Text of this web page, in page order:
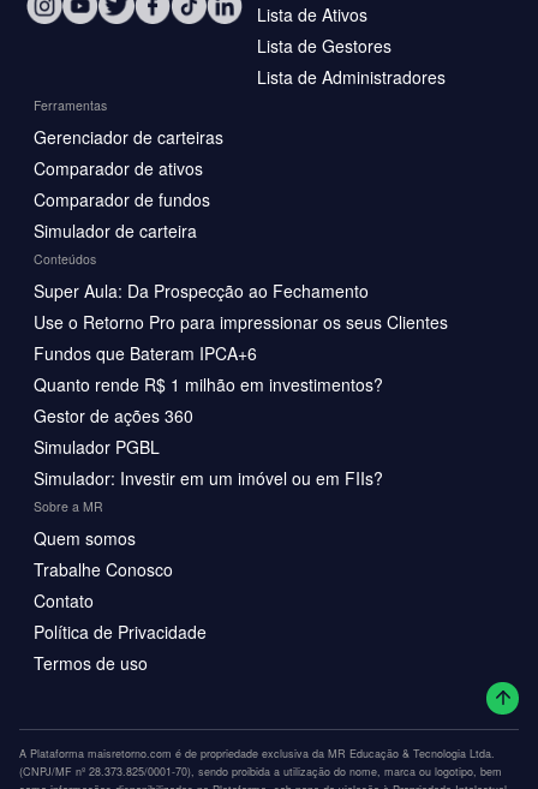
Lista de Ativos
Lista de Gestores
Lista de Administradores
Ferramentas
Gerenciador de carteiras
Comparador de ativos
Comparador de fundos
Simulador de carteira
Conteúdos
Super Aula: Da Prospecção ao Fechamento
Use o Retorno Pro para impressionar os seus Clientes
Fundos que Bateram IPCA+6
Quanto rende R$ 1 milhão em investimentos?
Gestor de ações 360
Simulador PGBL
Simulador: Investir em um imóvel ou em FIIs?
Sobre a MR
Quem somos
Trabalhe Conosco
Contato
Política de Privacidade
Termos de uso
A Plataforma maisretorno.com é de propriedade exclusiva da MR Educação & Tecnologia Ltda.
(CNPJ/MF nº 28.373.825/0001-70), sendo proibida a utilização do nome, marca ou logotipo, bem